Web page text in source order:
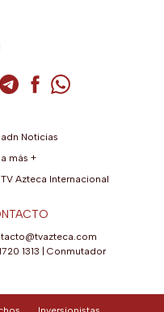
(se abre en una
(se abre en una
de TikTok (se abre en
de YouTube (se abre
Cuenta de Telegram (se
Cuenta de
Cuenta de
adn Noticias
a más +
TV Azteca Internacional
1313 | Conmutador